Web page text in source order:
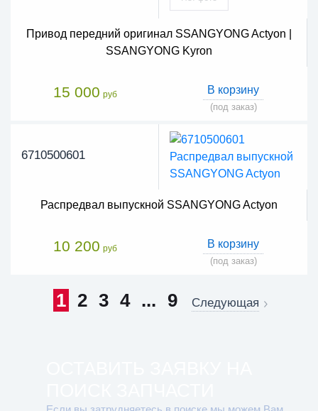
Привод передний оригинал SSANGYONG Actyon |
SSANGYONG Kyron
15 000 руб В корзину
(под заказ)
6710500601
Распредвал выпускной SSANGYONG Actyon
10 200 руб В корзину
(под заказ)
1 2 3 4 ... 9 Следующая